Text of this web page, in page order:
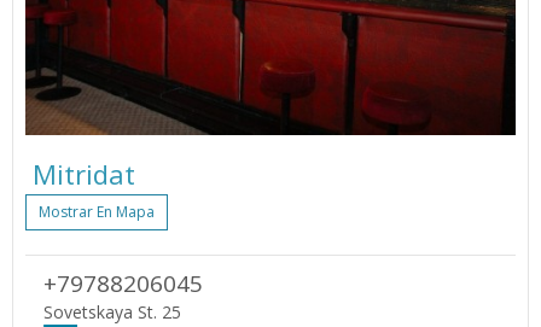
Mitridat
Mostrar En Mapa
+79788206045
Sovetskaya St. 25